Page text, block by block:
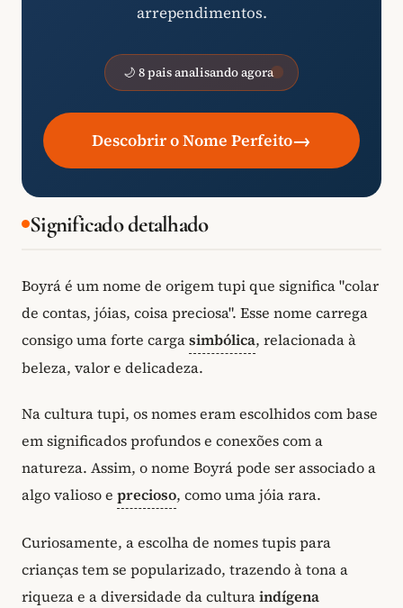
arrependimentos.
🌙 8 pais analisando agora
Descobrir o Nome Perfeito→
Significado detalhado
Boyrá é um nome de origem tupi que significa "colar
de contas, jóias, coisa preciosa". Esse nome carrega
consigo uma forte cargasimbólica, relacionada à
beleza, valor e delicadeza.
Na cultura tupi, os nomes eram escolhidos com base
em significados profundos e conexões com a
natureza. Assim, o nome Boyrá pode ser associado a
algo valioso e precioso, como uma jóia rara.
Curiosamente, a escolha de nomes tupis para
crianças tem se popularizado, trazendo à tona a
riqueza e a diversidade da culturaindígena